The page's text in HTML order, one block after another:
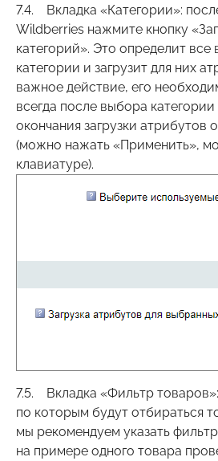
7.4. Вкладка «Категории»:
Wildberries нажмите кнопку
категорий». Это определит
категории и загрузит для них
важное действие, его
всегда после выбора
окончания загрузки атрибутов
(можно нажать «Применить»,
клавиатуре).
7.5. Вкладка «Фильтр
по которым будут отбираться
мы рекомендуем указать
на примере одного товара